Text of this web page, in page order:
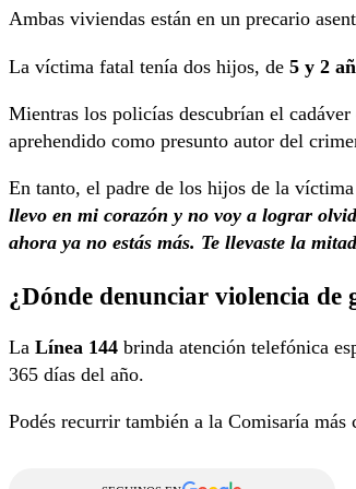
Ambas viviendas están en un precario
La víctima fatal tenía dos hijos, de 5 y 2
Mientras los policías descubrían el
aprehendido como presunto autor del
En tanto, el padre de los hijos de la
llevo en mi corazón y no voy a lograr
ahora ya no estás más. Te llevaste la
¿Dónde denunciar violencia de
La Línea 144 brinda atención telefónica
365 días del año.
Podés recurrir también a la Comisaría más